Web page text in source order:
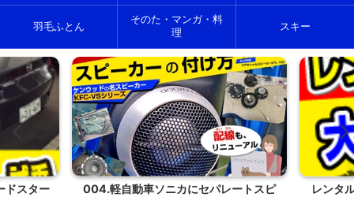
羽毛ふとん
そのた・マンガ・料
理
スキー
スター
004.軽自動車ソニカにセパレートスピ
レンタ